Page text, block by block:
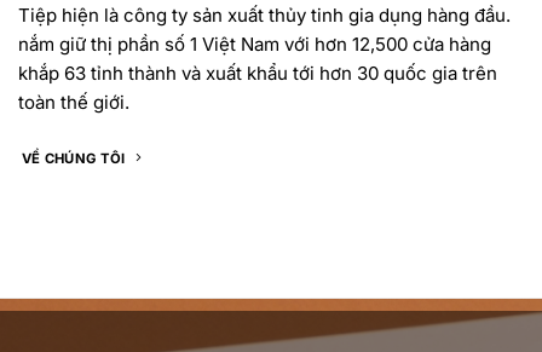
Tiệp hiện là công ty sản xuất thủy tinh gia dụng hàng đầu.
nắm giữ thị phần số 1 Việt Nam với hơn 12,500 cửa hàng
khắp 63 tỉnh thành và xuất khẩu tới hơn 30 quốc gia trên
toàn thế giới.
VỀ CHÚNG TÔI